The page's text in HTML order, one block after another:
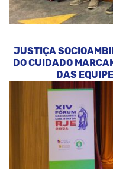
JUSTIÇA
DO CUIDADO
DAS